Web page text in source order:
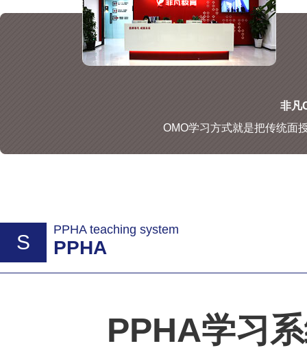
非凡
OMO学习方式就是把传统面
S
PPHA teaching system
PPHA
PPHA学习